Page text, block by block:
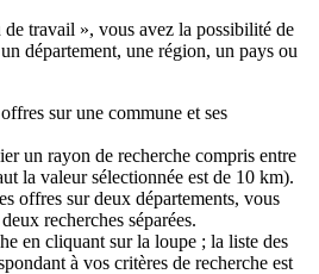
travail », vous avez la possibilité de
département, une région, un pays ou
sur une commune et ses
un rayon de recherche compris entre
la valeur sélectionnée est de 10 km).
offres sur deux départements, vous
recherches séparées.
en cliquant sur la loupe ; la liste des
à vos critères de recherche est